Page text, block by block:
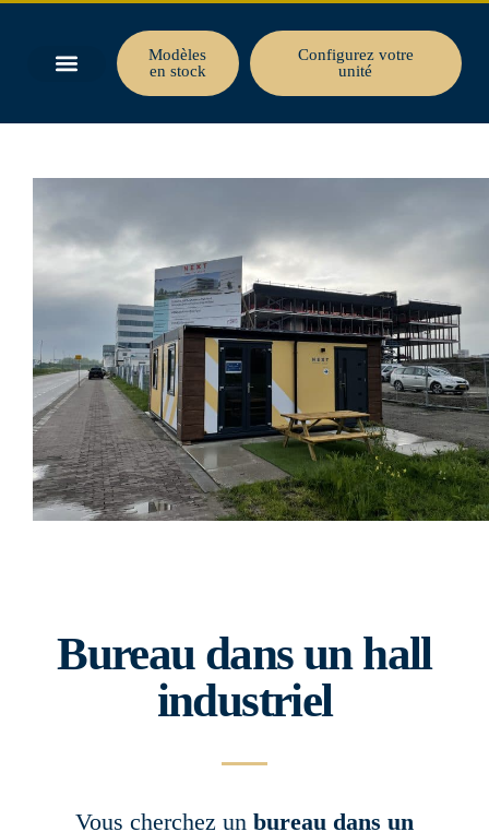
Modèles
en stock
Configurez votre
unité
Bureau dans un hall
industriel
Vous cherchez un bureau dans un